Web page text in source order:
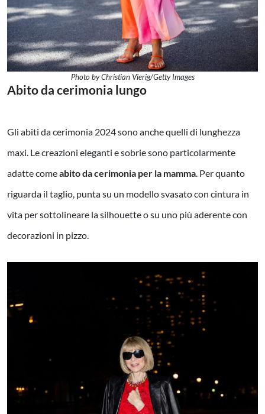
Photo by Christian Vierig/Getty Images
Abito da cerimonia lungo
Gli abiti da cerimonia 2024 sono anche quelli di lunghezza
maxi. Le creazioni eleganti e sobrie sono particolarmente
adatte comeabito da cerimonia per la mamma . Per quanto
riguarda il taglio, punta su un modello svasato con cintura in
vita per sottolineare la silhouette o su uno più aderente con
decorazioni in pizzo.